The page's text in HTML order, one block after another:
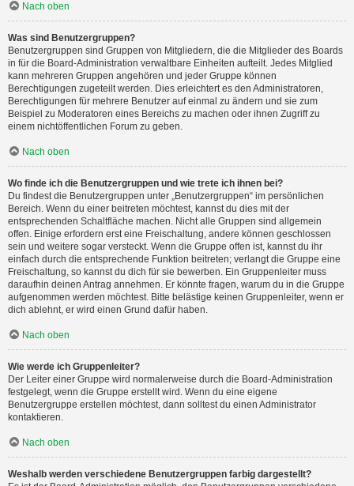
Nach oben
Was sind Benutzergruppen?
Benutzergruppen sind Gruppen von Mitgliedern, die die Mitglieder des Boards
in für die Board-Administration verwaltbare Einheiten aufteilt. Jedes Mitglied
kann mehreren Gruppen angehören und jeder Gruppe können
Berechtigungen zugeteilt werden. Dies erleichtert es den Administratoren,
Berechtigungen für mehrere Benutzer auf einmal zu ändern und sie zum
Beispiel zu Moderatoren eines Bereichs zu machen oder ihnen Zugriff zu
einem nichtöffentlichen Forum zu geben.
Nach oben
Wo finde ich die Benutzergruppen und wie trete ich ihnen bei?
Du findest die Benutzergruppen unter „Benutzergruppen“ im persönlichen
Bereich. Wenn du einer beitreten möchtest, kannst du dies mit der
entsprechenden Schaltfläche machen. Nicht alle Gruppen sind allgemein
offen. Einige erfordern erst eine Freischaltung, andere können geschlossen
sein und weitere sogar versteckt. Wenn die Gruppe offen ist, kannst du ihr
einfach durch die entsprechende Funktion beitreten; verlangt die Gruppe eine
Freischaltung, so kannst du dich für sie bewerben. Ein Gruppenleiter muss
daraufhin deinen Antrag annehmen. Er könnte fragen, warum du in die Gruppe
aufgenommen werden möchtest. Bitte belästige keinen Gruppenleiter, wenn er
dich ablehnt, er wird einen Grund dafür haben.
Nach oben
Wie werde ich Gruppenleiter?
Der Leiter einer Gruppe wird normalerweise durch die Board-Administration
festgelegt, wenn die Gruppe erstellt wird. Wenn du eine eigene
Benutzergruppe erstellen möchtest, dann solltest du einen Administrator
kontaktieren.
Nach oben
Weshalb werden verschiedene Benutzergruppen farbig dargestellt?